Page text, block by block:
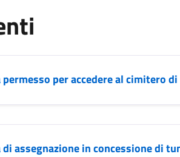
per accedere al cimitero
di assegnazione in concessione di